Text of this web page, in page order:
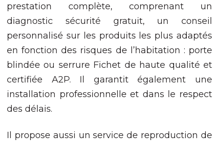
prestation complète, comprenant un
diagnostic sécurité gratuit, un conseil
personnalisé sur les produits les plus adaptés
en fonction des risques de l’habitation : porte
blindée ou serrure Fichet de haute qualité et
certifiée A2P. Il garantit également une
installation professionnelle et dans le respect
des délais.
Il propose aussi un service de reproduction de
Marketing
En partageant
votre intérêt et
votre
comportement
lorsque vous
visitez notre
augmentez les
chances de voir